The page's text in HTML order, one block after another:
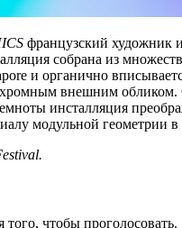
французский художник
собрана из
и органично
внешним обликом.
инсталляция
модульной геометрии
того, чтобы проголосовать.